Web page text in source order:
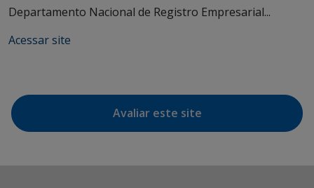
Departamento Nacional de Registro Empresarial...
Acessar site
Avaliar este site